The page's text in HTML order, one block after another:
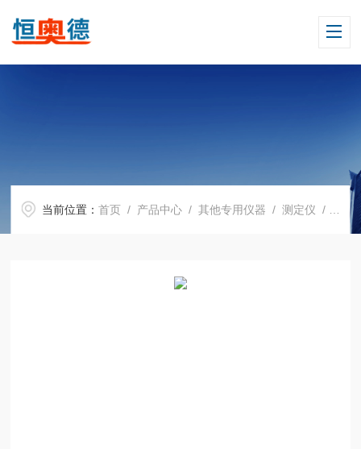
当前位置：首页 / 产品中心 /其他专用仪器 /测定仪 / H07786分体透光率仪